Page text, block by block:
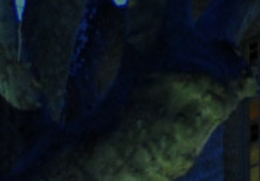
Tapez sur Entrée pour lancer la recherche ou sur Echap pour l’annuler